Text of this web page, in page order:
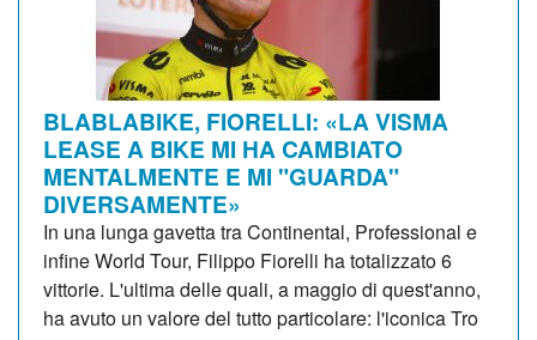
BLABLABIKE, FIORELLI: «LA VISMA
LEASE A BIKE MI HA CAMBIATO
MENTALMENTE E MI "GUARDA"
DIVERSAMENTE»
In una lunga gavetta tra Continental, Professional e
infine World Tour, Filippo Fiorelli ha totalizzato 6
vittorie. L'ultima delle quali, a maggio di quest'anno,
ha avuto un valore del tutto particolare: l'iconica Tro